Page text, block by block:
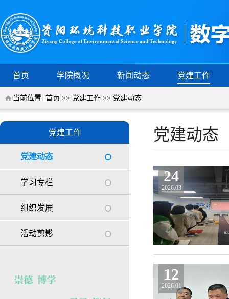
首页 学院概况 新闻动态 党建工作
当前位置: 首页 >> 党建工作 >> 党建动态
党建工作
党建动态
学习专栏
组织发展
活动剪影
党建动态
24
2026.03
12
2026.01